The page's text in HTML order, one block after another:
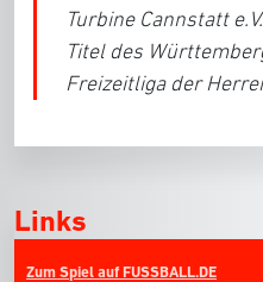
Turbine Cannstatt
Titel des
Freizeitliga der
Links
Zum Spiel auf FUSSBALL.DE